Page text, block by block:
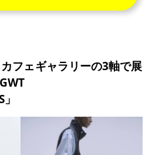
フェギャラリーの3軸で展